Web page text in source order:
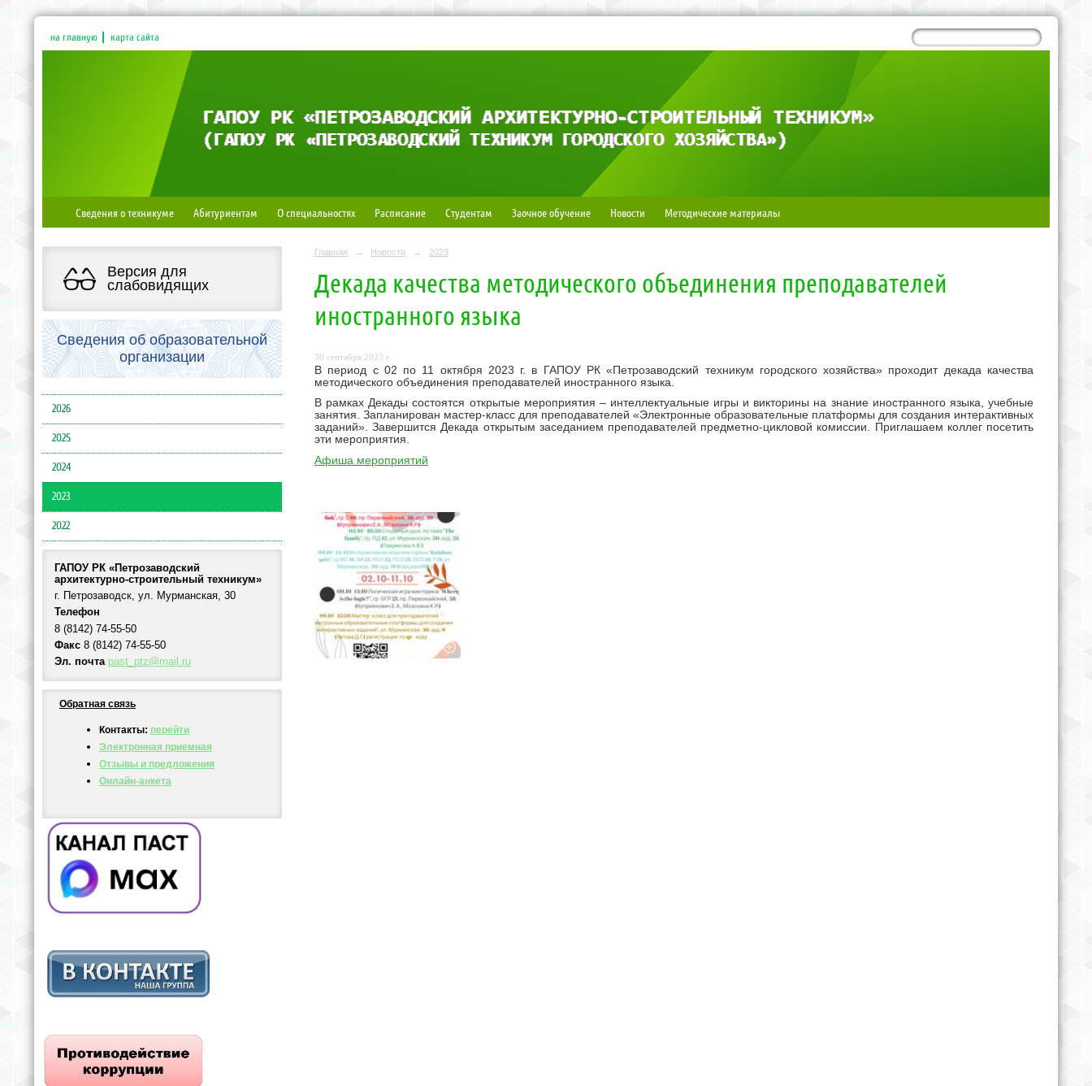
на главную карта сайта
Сведения о техникуме Абитуриентам О специальностях Расписание Студентам Заочное обучение Новости Методические материалы
Версия для
слабовидящих
Сведения об образовательной
организации
2026
2025
2024
2023
2022
ГАПОУ РК «Петрозаводский
архитектурно-строительный техникум»
г. Петрозаводск, ул. Мурманская, 30
Телефон
8 (8142) 74-55-50
Факс 8 (8142) 74-55-50
Эл. почта past_ptz@mail.ru
Обратная связь
Контакты: перейти
Электронная приемная
Отзывы и предложения
Онлайн-анкета
Главная → Новости → 2023
Декада качества методического объединения преподавателей
иностранного языка
30 сентября 2023 г.
В период с 02 по 11 октября 2023 г. в ГАПОУ РК «Петрозаводский техникум городского хозяйства» проходит декада качества
методического объединения преподавателей иностранного языка.
В рамках Декады состоятся открытые мероприятия – интеллектуальные игры и викторины на знание иностранного языка, учебные
занятия. Запланирован мастер-класс для преподавателей «Электронные образовательные платформы для создания интерактивных
заданий». Завершится Декада открытым заседанием преподавателей предметно-цикловой комиссии. Приглашаем коллег посетить
эти мероприятия.
Афиша мероприятий